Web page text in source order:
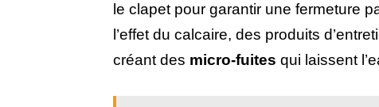
le clapet pour garantir une fermeture
l’effet du calcaire, des produits
créant des micro-fuites qui laissent